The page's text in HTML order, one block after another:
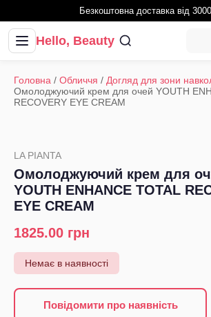
Безкоштовна доставка від
Hello, Beauty
Головна / Обличчя / Догляд для зони
Омолоджуючий крем для очей YOUTH
RECOVERY EYE CREAM
LA PIANTA
Омолоджуючий крем для
YOUTH ENHANCE TOTAL
EYE CREAM
1825.00 грн
Немає в наявності
Повідомити про наявність